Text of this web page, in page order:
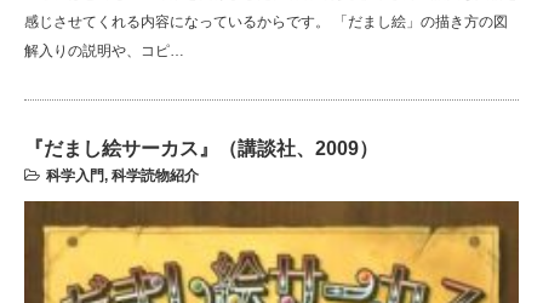
感じさせてくれる内容になっているからです。 「だまし絵」の描き方の図
解入りの説明や、コピ…
『だまし絵サーカス』（講談社、2009）
科学入門, 科学読物紹介